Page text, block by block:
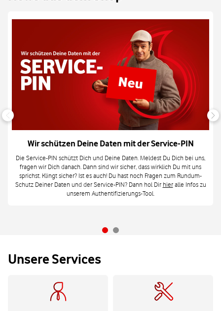
Wir schützen Deine Daten mit der Service-PIN
Die Service-PIN schützt Dich und Deine Daten. Meldest Du Dich bei uns,
fragen wir Dich danach. Dann sind wir sicher, dass wirklich Du mit uns
sprichst. Klingt sicher? Ist es auch! Du hast noch Fragen zum Rundum-
Schutz Deiner Daten und der Service-PIN? Dann hol Dir hieralle Infos zu
unserem Authentifizierungs-Tool.
Unsere Services